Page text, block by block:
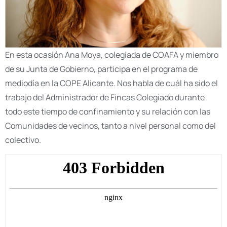
En esta ocasión Ana Moya, colegiada de COAFA y miembro
de su Junta de Gobierno, participa en el programa de
mediodía en la COPE Alicante. Nos habla de cuál ha sido el
trabajo del Administrador de Fincas Colegiado durante
todo este tiempo de confinamiento y su relación con las
Comunidades de vecinos, tanto a nivel personal como del
colectivo.